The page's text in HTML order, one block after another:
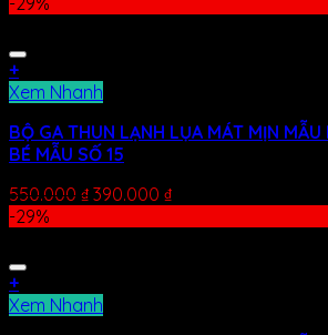
+
Xem Nhanh
BỘ GA THUN LẠNH LỤA MÁT MỊN MẪU
BÉ MẪU SỐ 15
550.000 ₫ 390.000 ₫
-29%
+
Xem Nhanh